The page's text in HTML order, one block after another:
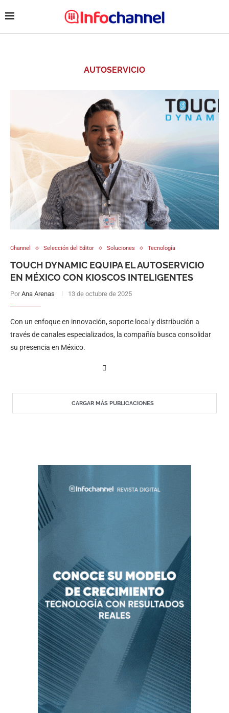
AUTOSERVICIO
Channel Selección del Editor Soluciones Tecnología
TOUCH DYNAMIC EQUIPA EL AUTOSERVICIO
EN MÉXICO CON KIOSCOS INTELIGENTES
Por Ana Arenas 13 de octubre de 2025
Con un enfoque en innovación, soporte local y distribución a
través de canales especializados, la compañía busca consolidar
su presencia en México.
CARGAR MÁS PUBLICACIONES